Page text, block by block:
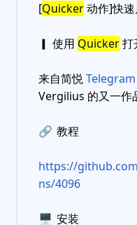
[Quicker动作]快
▎ 使用 Quicker打
来自简悦
Vergilius 的又一作
🔗 教程
https://
ns/4096
🖥 安装